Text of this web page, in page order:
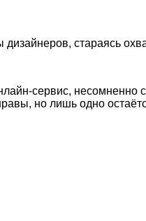
стараясь
сервис, несомненно
но лишь одно